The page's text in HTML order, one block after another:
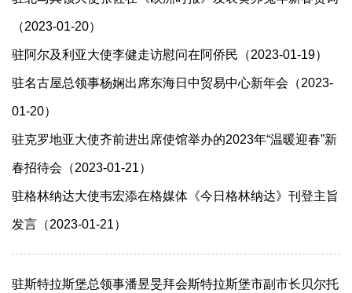
（2023-01-20）
驻阿尔及利亚大使李健走访慰问在阿侨民（2023-01-19）
驻名古屋总领事杨娴出席东海日中贸易中心新年会（2023-
01-20）
驻克罗地亚大使齐前进出席使馆举办的2023年“温暖迎春”新
春招待会（2023-01-21）
驻格林纳达大使韦宏添在格媒体《今日格林纳达》刊登主旨
发言（2023-01-21）
驻斯特拉斯堡总领事潘昱旻拜会斯特拉斯堡市副市长贝尔托